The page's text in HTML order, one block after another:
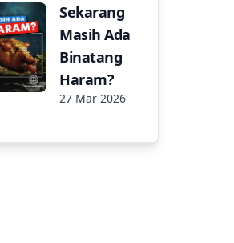
Sekarang
Masih Ada
Binatang
Haram?
27 Mar 2026